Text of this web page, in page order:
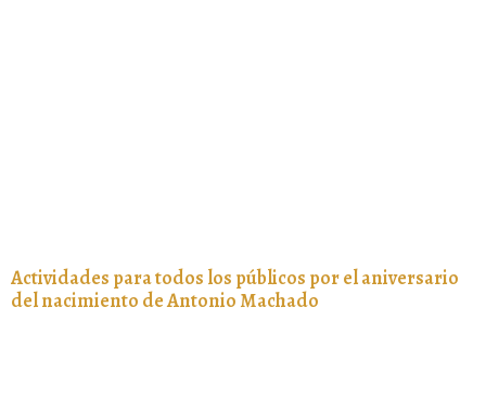
Actividades para todos los públicos por el aniversario
del nacimiento de Antonio Machado